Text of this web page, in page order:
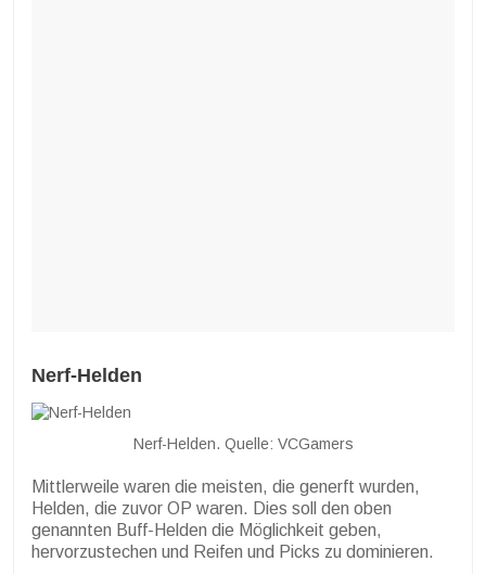
Nerf-Helden
Nerf-Helden. Quelle: VCGamers
Mittlerweile waren die meisten, die generft wurden,
Helden, die zuvor OP waren. Dies soll den oben
genannten Buff-Helden die Möglichkeit geben,
hervorzustechen und Reifen und Picks zu dominieren.